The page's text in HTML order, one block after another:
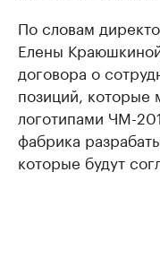
По словам
Елены
договора о
позиций, которые
логотипами ЧМ-
фабрика
которые будут